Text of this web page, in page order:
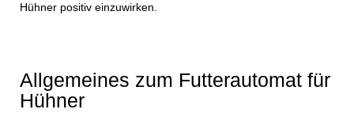
Hühner positiv einzuwirken.
Allgemeines zum Futterautomat für
Hühner